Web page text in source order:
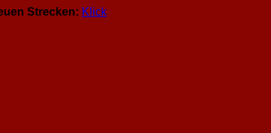
Strecken: Klick